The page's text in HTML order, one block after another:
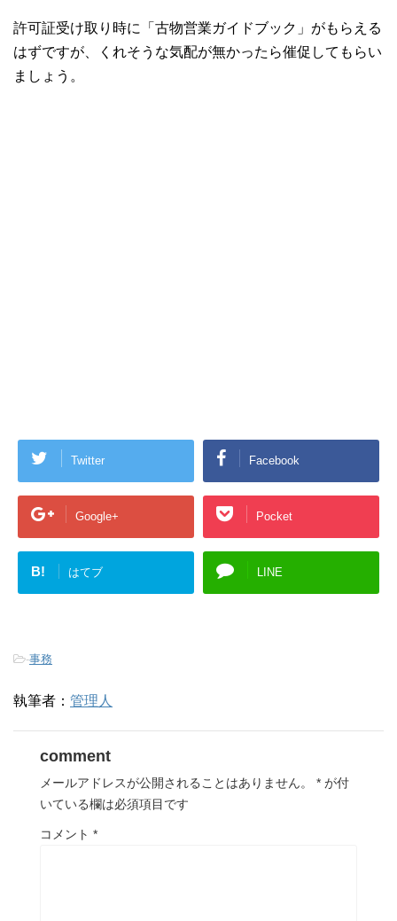
許可証受け取り時に「古物営業ガイドブック」がもらえる
はずですが、くれそうな気配が無かったら催促してもらい
ましょう。
Twitter Facebook
Google+ Pocket
B! はてブ LINE
-事務
執筆者： 管理人
comment
メールアドレスが公開されることはありません。 * が付
いている欄は必須項目です
コメント *